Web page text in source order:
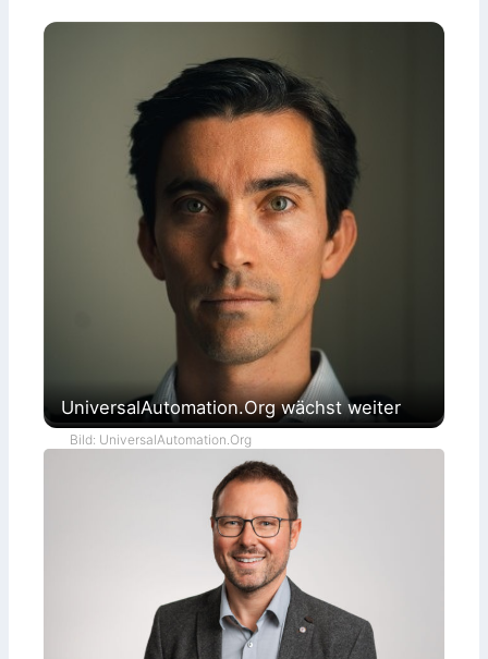
UniversalAutomation.Org wächst weiter
Bild: UniversalAutomation.Org